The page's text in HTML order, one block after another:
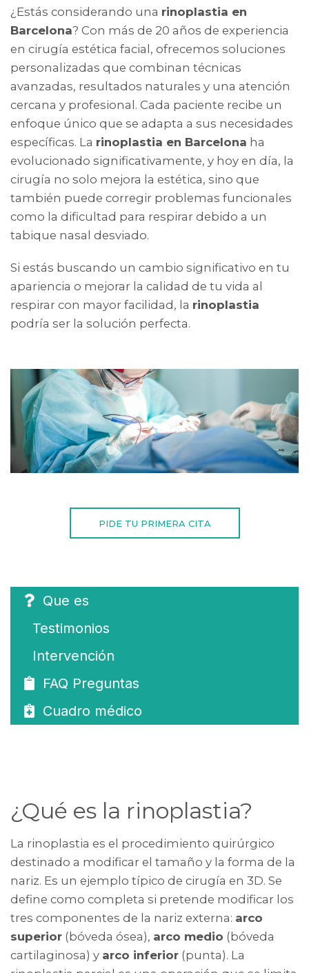
¿Estás considerando una rinoplastia en
Barcelona? Con más de 20 años de experiencia
en cirugía estética facial, ofrecemos soluciones
personalizadas que combinan técnicas
avanzadas, resultados naturales y una atención
cercana y profesional. Cada paciente recibe un
enfoque único que se adapta a sus necesidades
específicas. La rinoplastia en Barcelona ha
evolucionado significativamente, y hoy en día, la
cirugía no solo mejora la estética, sino que
también puede corregir problemas funcionales
como la dificultad para respirar debido a un
tabique nasal desviado.
Si estás buscando un cambio significativo en tu
apariencia o mejorar la calidad de tu vida al
respirar con mayor facilidad, la rinoplastia
podría ser la solución perfecta.
PIDE TU PRIMERA CITA
Que es
Testimonios
Intervención
FAQ Preguntas
Cuadro médico
¿Qué es la rinoplastia?
La rinoplastia es el procedimiento quirúrgico
destinado a modificar el tamaño y la forma de la
nariz. Es un ejemplo típico de cirugía en 3D. Se
define como completa si pretende modificar los
tres componentes de la nariz externa: arco
superior (bóveda ósea), arco medio (bóveda
cartilaginosa) y arco inferior (punta). La